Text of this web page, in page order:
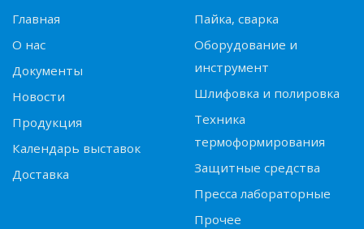
Главная
О нас
Документы
Новости
Продукция
Календарь выставок
Доставка
Пайка, сварка
Оборудование и
инструмент
Шлифовка и полировка
Техника
термоформирования
Защитные средства
Пресса лабораторные
Прочее